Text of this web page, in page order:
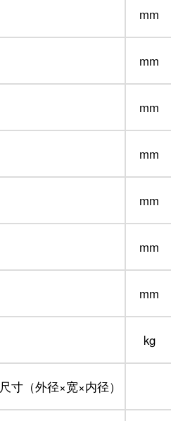
mm
mm
mm
mm
mm
mm
mm
kg
尺寸（外径×宽×内径）